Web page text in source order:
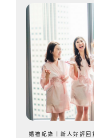
婚禮紀錄｜新人好評